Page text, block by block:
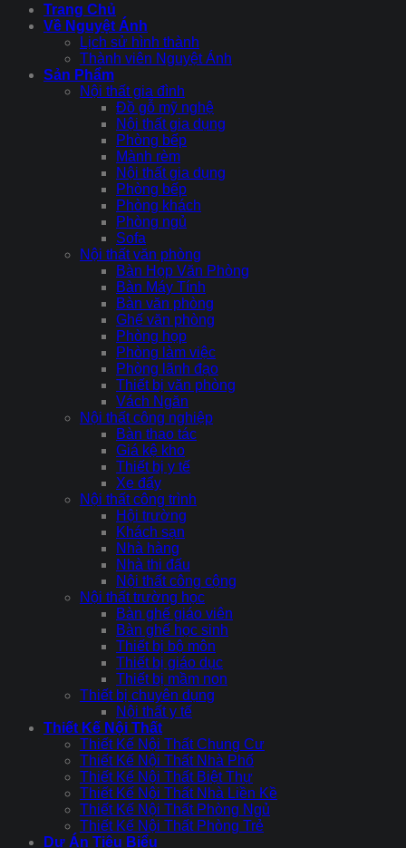
Trang Chủ
Về Nguyệt Ánh
Lịch sử hình thành
Thành viên Nguyệt Ánh
Sản Phẩm
Nội thất gia đình
Đồ gỗ mỹ nghệ
Nội thất gia dụng
Phòng bếp
Mành rèm
Nội thất gia dụng
Phòng bếp
Phòng khách
Phòng ngủ
Sofa
Nội thất văn phòng
Bàn Họp Văn Phòng
Bàn Máy Tính
Bàn văn phòng
Ghế văn phòng
Phòng họp
Phòng làm việc
Phòng lãnh đạo
Thiết bị văn phòng
Vách Ngăn
Nội thất công nghiệp
Bàn thao tác
Giá kệ kho
Thiết bị y tế
Xe đẩy
Nội thất công trình
Hội trường
Khách sạn
Nhà hàng
Nhà thi đấu
Nội thất công cộng
Nội thất trường học
Bàn ghế giáo viên
Bàn ghế học sinh
Thiết bị bộ môn
Thiết bị giáo dục
Thiết bị mầm non
Thiết bị chuyên dụng
Nội thất y tế
Thiết Kế Nội Thất
Thiết Kế Nội Thất Chung Cư
Thiết Kế Nội Thất Nhà Phố
Thiết Kế Nội Thất Biệt Thự
Thiết Kế Nội Thất Nhà Liền Kề
Thiết Kế Nội Thất Phòng Ngủ
Thiết Kế Nội Thất Phòng Trẻ
Dự Án Tiêu Biểu